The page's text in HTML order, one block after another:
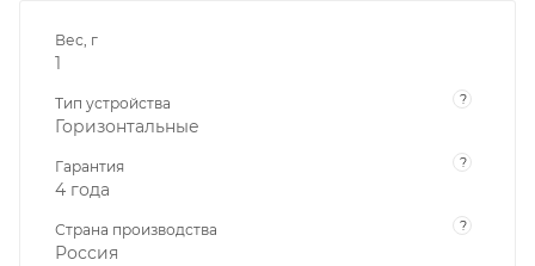
Вес, г
1
Тип устройства ?
Горизонтальные
Гарантия ?
4 года
Страна производства ?
Россия